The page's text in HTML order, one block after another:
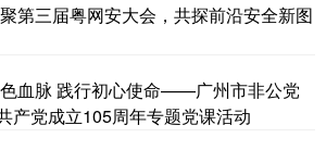
第三届粤网安大会，共探前沿安全新图
血脉 践行初心使命——广州市非公党
产党成立105周年专题党课活动